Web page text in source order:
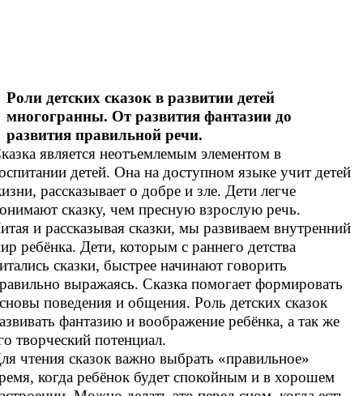
Роли детских сказок в развитии детей
многогранны. От развития фантазии до
развития правильной речи.
является неотъемлемым элементом в
детей. Она на доступном языке учит детей
рассказывает о добре и зле. Дети легче
сказку, чем пресную взрослую речь.
и рассказывая сказки, мы развиваем внутренний
ребёнка. Дети, которым с раннего детства
сказки, быстрее начинают говорить
выражаясь. Сказка помогает формировать
поведения и общения. Роль детских сказок
фантазию и воображение ребёнка, а так же
творческий потенциал.
чтения сказок важно выбрать «правильное»
когда ребёнок будет спокойным и в хорошем